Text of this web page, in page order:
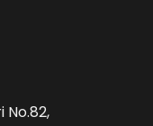
No.82,